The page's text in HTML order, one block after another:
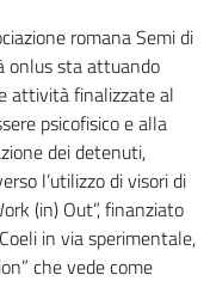
romana Semi di
onlus sta attuando
attività finalizzate al
psicofisico e alla
dei detenuti,
l’utilizzo di visori di
(in) Out”, finanziato
in via sperimentale,
che vede come